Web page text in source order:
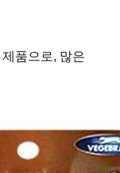
품으로, 많은